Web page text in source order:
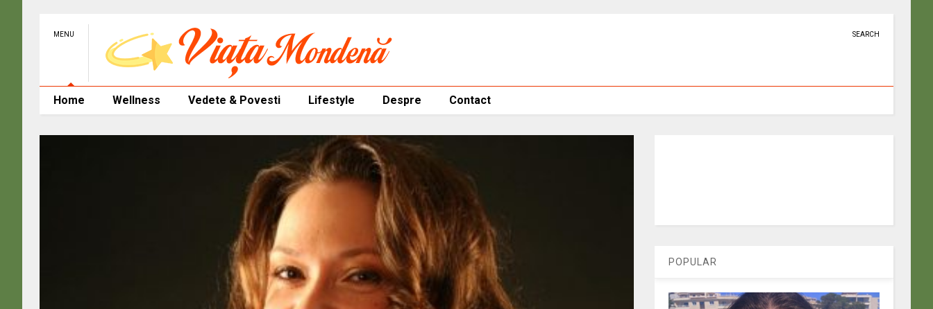
MENU SEARCH
Home Wellness Vedete & Povesti Lifestyle Despre Contact
POPULAR